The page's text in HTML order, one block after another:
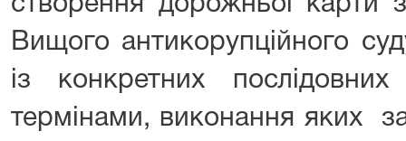
створення дорожньої карти
Вищого антикорупційного
із конкретних
термінами, виконання яких